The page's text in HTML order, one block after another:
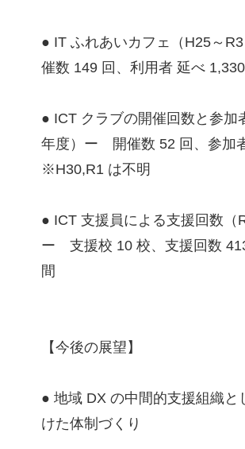
● IT ふれあいカフェ（H25～
催数 149 回、利用者 延べ
● ICT クラブの開催回数と参加
年度）ー 開催数 52 回、参加
※H30,R1 は不明
● ICT 支援員による支援回数（
ー 支援校 10 校、支援回数
間
【今後の展望】
● 地域 DX の中間的支援組織と
けた体制づくり